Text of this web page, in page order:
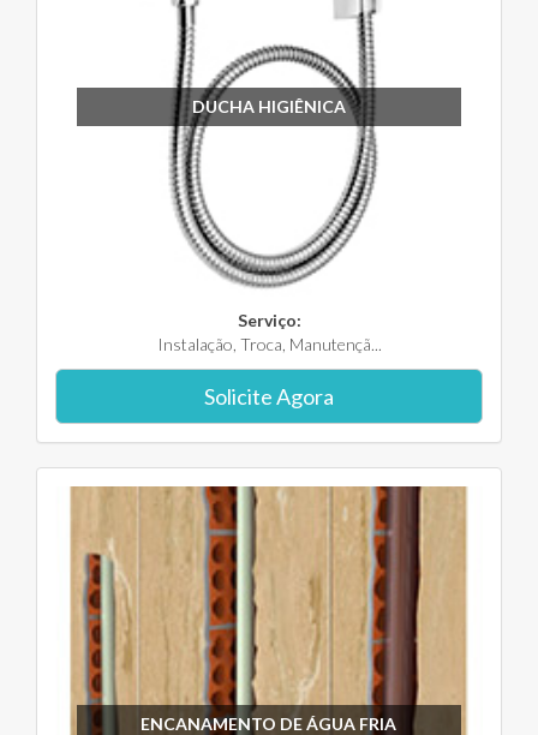
DUCHA HIGIÊNICA
Serviço:
Instalação, Troca, Manutençã...
Solicite Agora
ENCANAMENTO DE ÁGUA FRIA